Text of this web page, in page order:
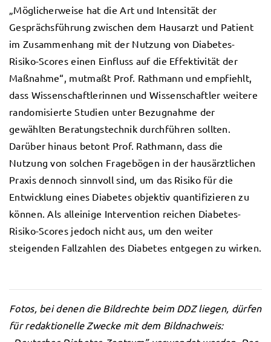
„Möglicherweise hat die Art und Intensität der
Gesprächsführung zwischen dem Hausarzt und Patient
im Zusammenhang mit der Nutzung von Diabetes-
Risiko-Scores einen Einfluss auf die Effektivität der
Maßnahme“, mutmaßt Prof. Rathmann und empfiehlt,
dass Wissenschaftlerinnen und Wissenschaftler weitere
randomisierte Studien unter Bezugnahme der
gewählten Beratungstechnik durchführen sollten.
Darüber hinaus betont Prof. Rathmann, dass die
Nutzung von solchen Fragebögen in der hausärztlichen
Praxis dennoch sinnvoll sind, um das Risiko für die
Entwicklung eines Diabetes objektiv quantifizieren zu
können. Als alleinige Intervention reichen Diabetes-
Risiko-Scores jedoch nicht aus, um den weiter
steigenden Fallzahlen des Diabetes entgegen zu wirken.
Fotos, bei denen die Bildrechte beim DDZ liegen, dürfen
für redaktionelle Zwecke mit dem Bildnachweis: